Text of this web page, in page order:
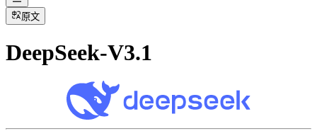
原文
DeepSeek-V3.1